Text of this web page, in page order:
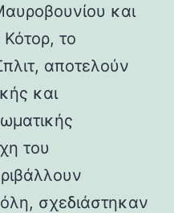
και
το
αποτελούν
και
του
σχεδιάστηκαν